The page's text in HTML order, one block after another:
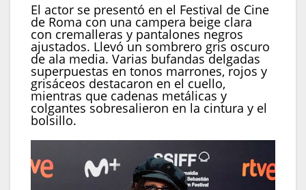
El actor se presentó en el Festival de Cine
de Roma con una campera beige clara
con cremalleras y pantalones negros
ajustados. Llevó un sombrero gris oscuro
de ala media. Varias bufandas delgadas
superpuestas en tonos marrones, rojos y
grisáceos destacaron en el cuello,
mientras que cadenas metálicas y
colgantes sobresalieron en la cintura y el
bolsillo.